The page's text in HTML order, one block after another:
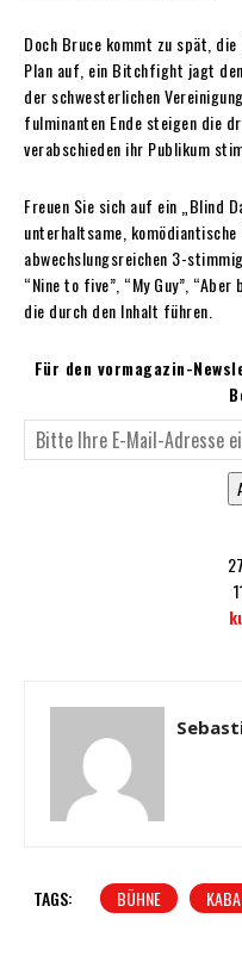
Doch Bruce kommt zu spät,
Plan auf, ein Bitchfight jagt
der schwesterlichen
fulminanten Ende steigen die
verabschieden ihr Publikum
Freuen Sie sich auf ein „Blind
unterhaltsame, komödiantische
abwechslungsreichen 3-
“Nine to five”, “My Guy”,
die durch den Inhalt führen.
Für den vormagazin-
TAGS: BÜHNE